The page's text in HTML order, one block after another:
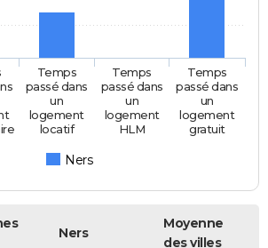
Ners
Temps
passé dans
un
logement
locatif
Temps
passé dans
un
logement
HLM
Temps
passé dans
un
logement
gratuit
Ners
Moyenne
des villes